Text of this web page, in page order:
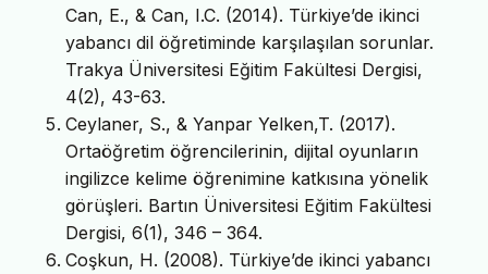
Can, E., & Can, I.C. (2014). Türkiye’de ikinci
yabancı dil öğretiminde karşılaşılan sorunlar.
Trakya Üniversitesi Eğitim Fakültesi Dergisi,
4(2), 43-63.
Ceylaner, S., & Yanpar Yelken,T. (2017).
Ortaöğretim öğrencilerinin, dijital oyunların
ingilizce kelime öğrenimine katkısına yönelik
görüşleri. Bartın Üniversitesi Eğitim Fakültesi
Dergisi, 6(1), 346 – 364.
Coşkun, H. (2008). Türkiye’de ikinci yabancı